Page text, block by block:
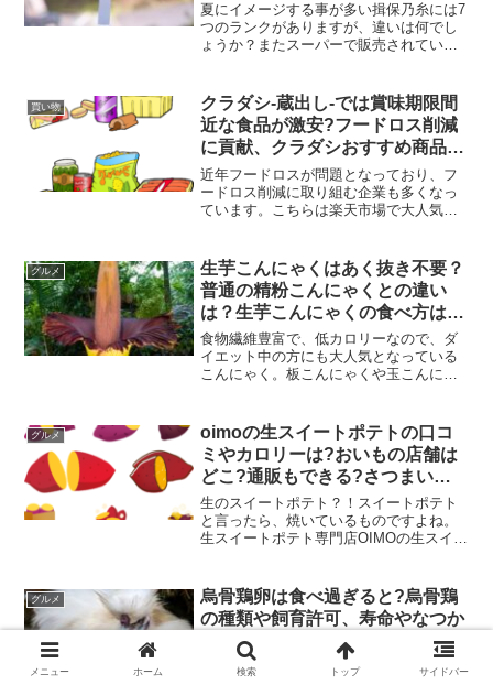
夏にイメージする事が多い揖保乃糸には7
つのランクがありますが、違いは何でし
ょうか？またスーパーで販売されている
そして、そうめんとひやむぎの違いは何
でしょうか？多くのが疑...
買い物
クラダシ-蔵出し-では賞味期限間
近な食品が激安?フードロス削減
に貢献、クラダシおすすめ商品や
デメリットについても!
近年フードロスが問題となっており、フ
ードロス削減に取り組む企業も多くなっ
ています。こちらは楽天市場で大人気の
ク 【 あす楽 翌日配送 惣菜 ギフト お
取...価格...
グルメ
生芋こんにゃくはあく抜き不要？
普通の精粉こんにゃくとの違い
は？生芋こんにゃくの食べ方は生
で食べるのがおすすめ？刺身での
食べ方は？下茹で・茹で時間や下
ごしらえ、保存や賞味期限、栄養
食物繊維豊富で、低カロリーなので、ダ
イエット中の方にも大人気となっている
こんにゃく。板こんにゃくや玉こんにゃ
抜き不要？下茹での茹で時間や下ごしら
えは、どのようにしたら良...
グルメ
oimoの生スイートポテトの口コ
ミやカロリーは?おいもの店舗は
どこ?通販もできる?さつまいも
はそもそも生食できるのか、シャ
キシャキしていたり生で食べると
毒は平気なのかについても！
生のスイートポテト？！スイートポテト
と言ったら、焼いているものですよね。
生スイートポテト専門店OIMOの生スイー
しょうか？カロリーは高い？通販やお取
り寄せできるかも気に...
グルメ
烏骨鶏卵は食べ過ぎると?烏骨鶏
の種類や飼育許可、寿命やなつか
せ方についても!
卵を食べ過ぎると良くないと聞きます
メニュー ホーム 検索 トップ サイドバー